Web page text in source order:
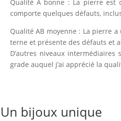
Qualité A bonne : La pierre est
comporte quelques défauts,
Qualité AB moyenne : La pierre
terne et présente des défauts et
D’autres niveaux
grade auquel j’ai apprécié la
Un bijoux unique